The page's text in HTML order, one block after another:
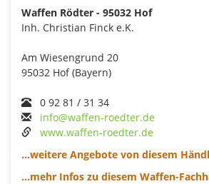
Waffen Rödter - 95032 Hof
Inh. Christian Finck e.K.
Am Wiesengrund 20
95032 Hof (Bayern)
0 92 81 / 31 34
info@waffen-roedter.de
www.waffen-roedter.de
...weitere Angebote von diesem
...mehr Infos zu diesem Waffen-